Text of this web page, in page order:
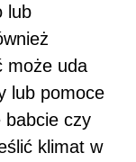
lub
może uda
lub pomoce
babcie czy
klimat w